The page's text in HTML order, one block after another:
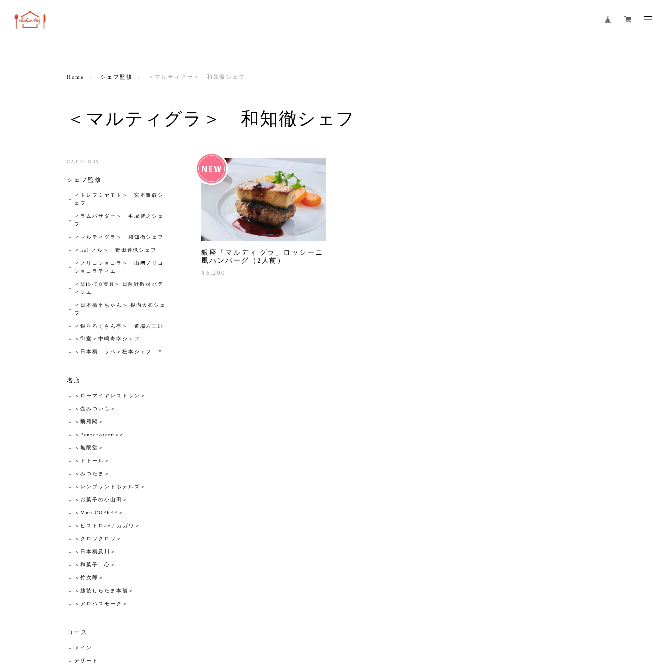
Home シェフ監修 ＜マルティグラ＞ 和知徹シェフ
＜マルティグラ＞ 和知徹シェフ
銀座「マルディ グラ」ロッシーニ
風ハンバーグ（2人前）
¥6,200
CATEGORY
シェフ監修
＜トレフミヤモト＞ 宮本雅彦シ
ェフ
＜ラムバサダー＞ 毛塚智之シェ
フ
＜マルティグラ＞ 和知徹シェフ
＜nôl ノル＞ 野田達也シェフ
＜ノリコショコラ＞ 山﨑ノリコ
ショコラティエ
＜MIb-TOWN＞ 日向野敬司パテ
ィシエ
＜日本橋平ちゃん＞ 根内大和シェ
フ
＜銀座ろくさん亭＞ 道場六三郎
＜御室＞中嶋寿幸シェフ
＜日本橋 ラペ＞松本シェフ ＊
名店
＜ローマイヤレストラン＞
＜壺みついも＞
＜飛雁閣＞
＜Panzerotteria＞
＜無限堂＞
＜ドトール＞
＜みつたま＞
＜レンブラントホテルズ＞
＜お菓子の小山田＞
＜Muu COFFEE＞
＜ビストロdeナカガワ＞
＜グロワグロワ＞
＜日本橋及川＞
＜和菓子 心＞
＜竹次郎＞
＜越後しらたま本舗＞
＜アロハスモーク＞
コース
メイン
デザート